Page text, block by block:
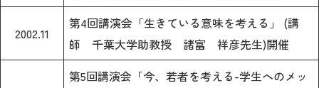
入試情報サイト
2002.11
第4回講演会「生きている意味を考える」 (講
師 千葉大学助教授 諸富 祥彦先生)開催
第5回講演会「今、若者を考える-学生へのメッ